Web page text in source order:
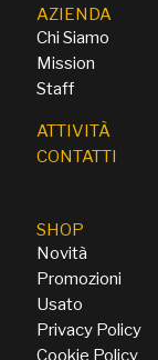
AZIENDA
Chi Siamo
Mission
Staff
ATTIVITÀ
CONTATTI
SHOP
Novità
Promozioni
Usato
Privacy Policy
Cookie Policy